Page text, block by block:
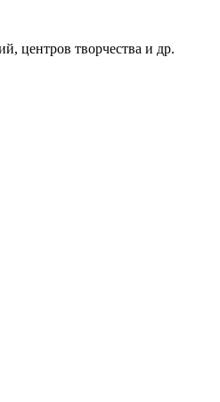
центров творчества и др.